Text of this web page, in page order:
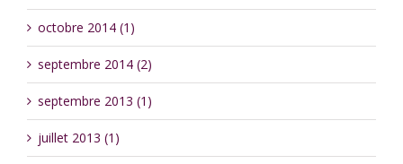
octobre 2014 (1)
septembre 2014 (2)
septembre 2013 (1)
juillet 2013 (1)